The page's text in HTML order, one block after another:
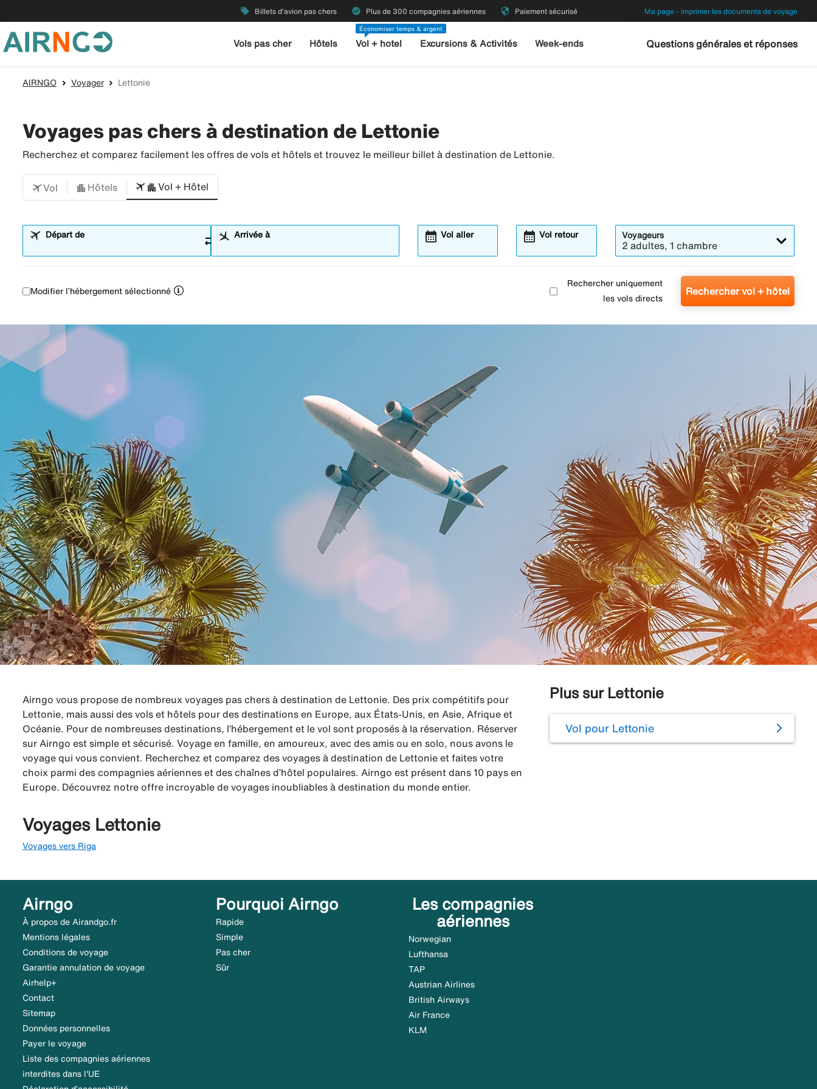
local_offer Billets d'avion pas chers check_circle Plus de 300 compagnies aériennes security Paiement sécurisé Ma page - imprimer les documents de voyage
Vols pas cher Hôtels
Économiser temps & argent
Vol + hotel Excursions & Activités Week-ends Questions générales et réponses
AIRNGO Voyager Lettonie
Voyages pas chers à destination de Lettonie
Recherchez et comparez facilement les offres de vols et hôtels et trouvez le meilleur billet à destination de Lettonie.
Vol Hôtels Vol + Hôtel
Départ de sync_alt Arrivée à Vol aller
calendar_month Vol retour
calendar_month Voyageurs
2 adultes, 1 chambre
Modifier l’hébergement sélectionné
Rechercher uniquement
les vols directs
Rechercher vol + hôtel
Airngo vous propose de nombreux voyages pas chers à destination de Lettonie. Des prix compétitifs pour
Lettonie, mais aussi des vols et hôtels pour des destinations en Europe, aux États-Unis, en Asie, Afrique et
Océanie. Pour de nombreuses destinations, l’hébergement et le vol sont proposés à la réservation. Réserver
sur Airngo est simple et sécurisé. Voyage en famille, en amoureux, avec des amis ou en solo, nous avons le
voyage qui vous convient. Recherchez et comparez des voyages à destination de Lettonie et faites votre
choix parmi des compagnies aériennes et des chaînes d’hôtel populaires. Airngo est présent dans 10 pays en
Europe. Découvrez notre offre incroyable de voyages inoubliables à destination du monde entier.
Plus sur Lettonie
Vol pour Lettonie
Voyages Lettonie
Voyages vers Riga
Airngo
À propos de Airandgo.fr
Mentions légales
Conditions de voyage
Garantie annulation de voyage
Airhelp+
Contact
Sitemap
Données personnelles
Payer le voyage
Liste des compagnies aériennes
interdites dans l'UE
Pourquoi Airngo
Rapide
Simple
Pas cher
Sûr
Les compagnies
aériennes
Norwegian
Lufthansa
TAP
Austrian Airlines
British Airways
Air France
KLM